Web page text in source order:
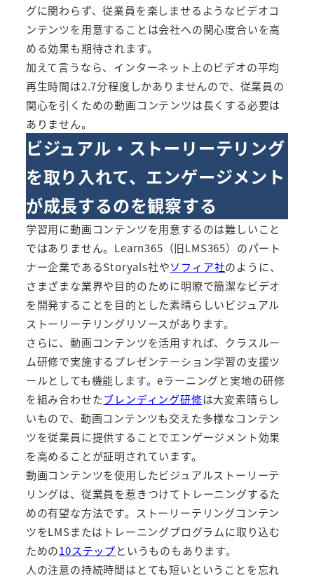
グに関わらず、従業員を楽しませるようなビデオコ
ンテンツを用意することは会社への関心度合いを高
める効果も期待されます。
加えて言うなら、インターネット上のビデオの平均
再生時間は2.7分程度しかありませんので、従業員の
関心を引くための動画コンテンツは長くする必要は
ありません。
ビジュアル・ストーリーテリング
を取り入れて、エンゲージメント
が成長するのを観察する
学習用に動画コンテンツを用意するのは難しいこと
ではありません。 Learn365（旧LMS365） のパート
ナー企業であるStoryals社やソフィア社のように、
さまざまな業界や目的のために明瞭で簡潔なビデオ
を開発することを目的とした素晴らしいビジュアル
ストーリーテリングリソースがあります。
さらに、動画コンテンツを活用すれば、クラスルー
ム研修で実施するプレゼンテーション学習の支援ツ
ールとしても機能します。eラーニングと実地の研修
を組み合わせたブレンディング研修は大変素晴らし
いもので、動画コンテンツも交えた多様なコンテン
ツを従業員に提供することでエンゲージメント効果
を高めることが証明されています。
動画コンテンツを使用したビジュアルストーリーテ
リングは、従業員を惹きつけてトレーニングするた
めの有望な方法です。ストーリーテリングコンテン
ツをLMSまたはトレーニングプログラムに取り込む
ための10ステップというものもあります。
人の注意の持続時間はとても短いということを忘れ